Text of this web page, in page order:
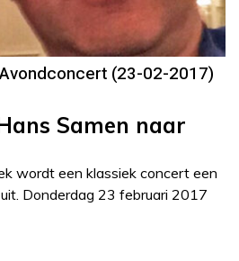
(23-02-2017)
Samen naar
wordt een klassiek concert een
Donderdag 23 februari 2017